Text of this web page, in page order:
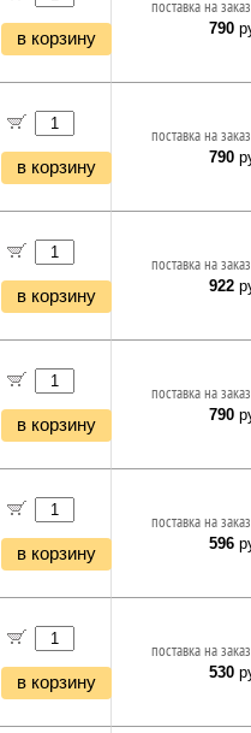
в корзину
поставка на
790
в корзину
поставка на
790
в корзину
поставка на
922
в корзину
поставка на
790
в корзину
поставка на
596
в корзину
поставка на
530